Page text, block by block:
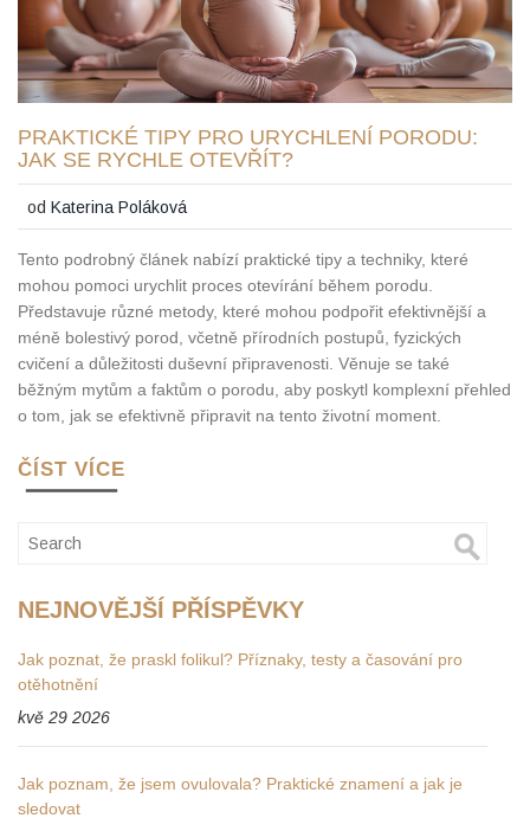
PRAKTICKÉ TIPY PRO URYCHLENÍ PORODU:
JAK SE RYCHLE OTEVŘÍT?
odKaterina Poláková
Tento podrobný článek nabízí praktické tipy a techniky, které
mohou pomoci urychlit proces otevírání během porodu.
Představuje různé metody, které mohou podpořit efektivnější a
méně bolestivý porod, včetně přírodních postupů, fyzických
cvičení a důležitosti duševní připravenosti. Věnuje se také
běžným mytům a faktům o porodu, aby poskytl komplexní přehled
o tom, jak se efektivně připravit na tento životní moment.
ČÍST VÍCE
NEJNOVĚJŠÍ PŘÍSPĚVKY
Jak poznat, že praskl folikul? Příznaky, testy a časování pro
otěhotnění
kvě 29 2026
Jak poznam, že jsem ovulovala? Praktické znamení a jak je
sledovat